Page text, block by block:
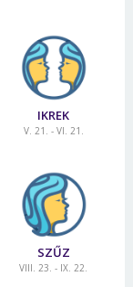
IKREK
V. 21. - VI. 21.
SZŰZ
VIII. 23. - IX. 22.